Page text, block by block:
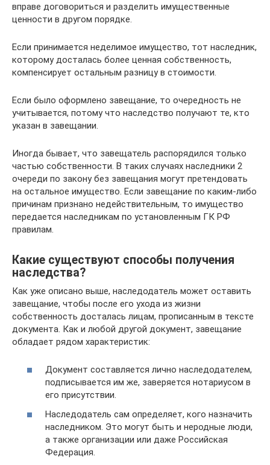
вправе договориться и разделить имущественные
ценности в другом порядке.
Если принимается неделимое имущество, тот наследник,
которому досталась более ценная собственность,
компенсирует остальным разницу в стоимости.
Если было оформлено завещание, то очередность не
учитывается, потому что наследство получают те, кто
указан в завещании.
Иногда бывает, что завещатель распорядился только
частью собственности. В таких случаях наследники 2
очереди по закону без завещания могут претендовать
на остальное имущество. Если завещание по каким-либо
причинам признано недействительным, то имущество
передается наследникам по установленным ГК РФ
правилам.
Какие существуют способы получения
наследства?
Как уже описано выше, наследодатель может оставить
завещание, чтобы после его ухода из жизни
собственность досталась лицам, прописанным в тексте
документа. Как и любой другой документ, завещание
обладает рядом характеристик:
Документ составляется лично наследодателем,
подписывается им же, заверяется нотариусом в
его присутствии.
Наследодатель сам определяет, кого назначить
наследником. Это могут быть и неродные люди,
а также организации или даже Российская
Федерация.